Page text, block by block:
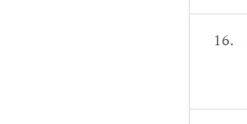
16.